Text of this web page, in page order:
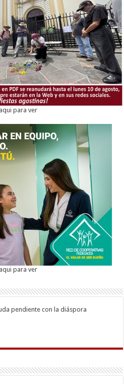
para ver
para ver
pendiente con la diáspora